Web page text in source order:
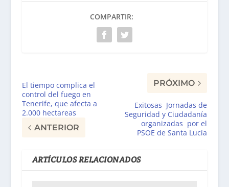
COMPARTIR:
El tiempo complica el
control del fuego en
Tenerife, que afecta a
2.000 hectareas
ANTERIOR
PRÓXIMO
Exitosas Jornadas de
Seguridad y Ciudadanía
organizadas por el
PSOE de Santa Lucía
ARTÍCULOS RELACIONADOS